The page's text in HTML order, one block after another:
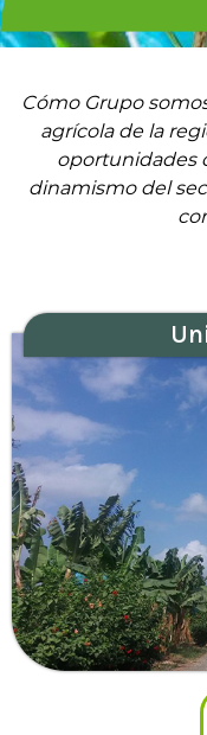
Cómo Grupo
agrícola de la
oportunidades
dinamismo del